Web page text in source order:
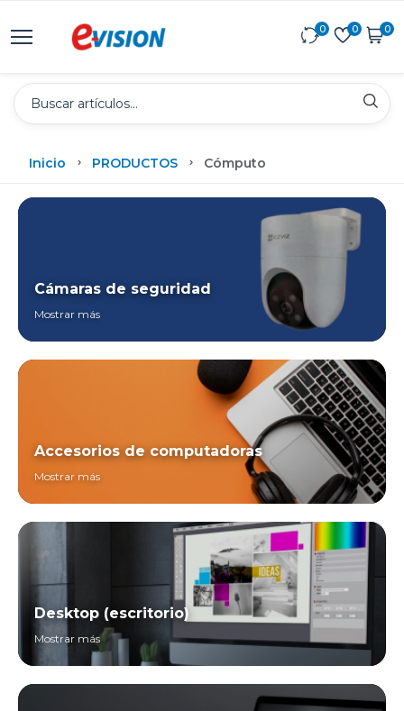
0 0 0
Inicio PRODUCTOS Cómputo
Cámaras de seguridad
Mostrar más
Accesorios de computadoras
Mostrar más
Desktop (escritorio)
Mostrar más